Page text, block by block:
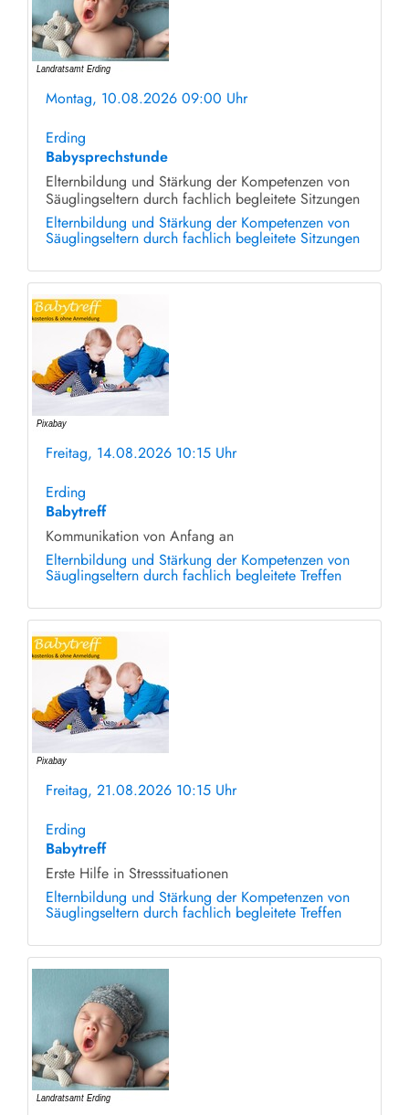
Montag, 10.08.2026 09:00 Uhr
Erding
Babysprechstunde
Elternbildung und Stärkung der Kompetenzen von
Säuglingseltern durch fachlich begleitete Sitzungen
Elternbildung und Stärkung der Kompetenzen von
Säuglingseltern durch fachlich begleitete Sitzungen
Freitag, 14.08.2026 10:15 Uhr
Erding
Babytreff
Kommunikation von Anfang an
Elternbildung und Stärkung der Kompetenzen von
Säuglingseltern durch fachlich begleitete Treffen
Freitag, 21.08.2026 10:15 Uhr
Erding
Babytreff
Erste Hilfe in Stresssituationen
Elternbildung und Stärkung der Kompetenzen von
Säuglingseltern durch fachlich begleitete Treffen